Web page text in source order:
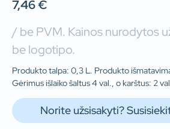
7,46€
/ be PVM. Kainos nurodytos
be logotipo.
Produkto talpa: 0,3 L. Produkto
Gėrimus išlaiko šaltus 4 val., o karštus: 2
Norite užsisakyti?